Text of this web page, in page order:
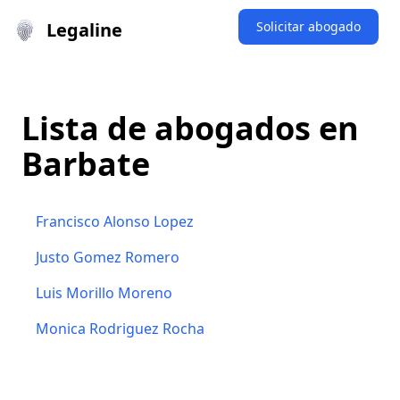
Legaline Solicitar abogado
Lista de abogados en
Barbate
Francisco Alonso Lopez
Justo Gomez Romero
Luis Morillo Moreno
Monica Rodriguez Rocha